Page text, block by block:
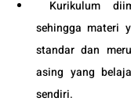
sehingga materi
standar dan
asing yang
sendiri.